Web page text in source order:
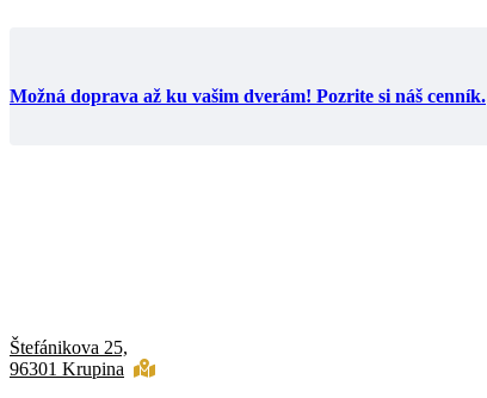
Možná doprava až ku vašim dverám! Pozrite si náš cenník.
Štefánikova 25,
96301 Krupina